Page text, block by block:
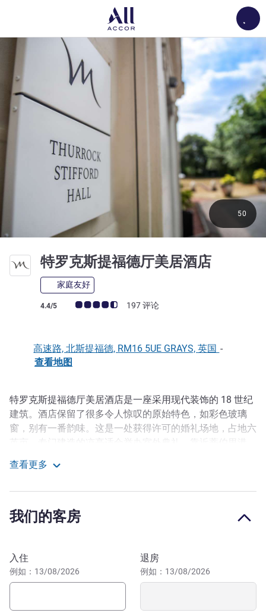
特罗克斯提福德厅美居酒店
家庭友好
客户意见评级 (ALL 评级)
4.4/5 197 评论
50
高速路, 北斯提福德, RM16 5UE GRAYS, 英国 -
查看地图
描述
特罗克斯提福德厅美居酒店是一座采用现代装饰的 18 世纪
建筑。酒店保留了很多令人惊叹的原始特色，如彩色玻璃
窗，别有一番韵味。这是一处获得许可的婚礼场地，占地六
湖畔购物中心、湖畔水上公园、Belhus Woods Country 公
我们的七间会议室非常适合举办各类商务会议。最多可容纳
110 人，其中四间会议室提供分会场设施，并配备一个无障
络。因此，您可以远程办公，或者在闲暇时上网冲浪。
Welcome to Mercure Stifford Hall Hotel an elegant 18th-
landscaped gardens, with a historic charm and modern
查看更多
我们的客房
预订此酒店
入住
例如：13/08/2026
退房
例如：13/08/2026